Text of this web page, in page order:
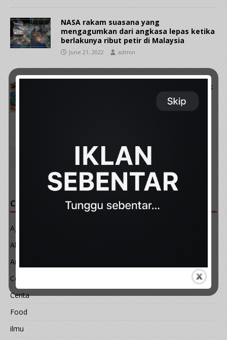
NASA rakam suasana yang
mengagumkan dari angkasa lepas ketika
berlakunya ribut petir di Malaysia
June 21, 2022 admin
“Sayang pulak nak makan..” – Khas untuk
bapa, gadis ini hasilkan kek kolam ikan
5
CATEGORIES
Agama
Akhir Zaman
Art & Design
Celeb
Cerita
Food
ilmu